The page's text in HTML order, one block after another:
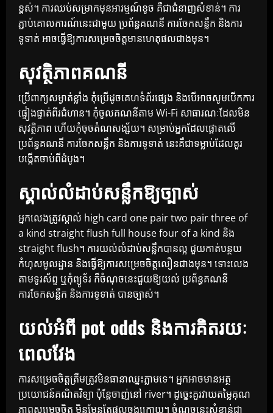
ខ្ពស់។ ការឈប់សម្រាកមុនអារម្មណ៍ខូច គឺជាជំនាញសំខាន់។ ការ
ភ្ជាប់គោលការណ៍នេះជាមួយ ប្រព័ន្ធគណនី ការចែកសន្លឹក និងការ
ទូទាត់ អាចធ្វើឱ្យការសម្រេចចិត្តមានហេតុផលជាងមុន។
សុវត្ថិភាពគណនី
ប្រើពាក្យសម្ងាត់ខ្លាំង កុំប្រើដូចគេហទំព័រផ្សេង និងបើអាចសូមបើកការ
ផ្ទៀងផ្ទាត់ពីរជំហាន។ កុំចូលគណនីតាម Wi-Fi សាធារណៈដែលមិន
សុវត្ថិភាព ហើយកុំចុចតំណសង្ស័យ។ សម្រាប់អ្នកដែលផ្តោតលើ
ប្រព័ន្ធគណនី ការចែកសន្លឹក និងការទូទាត់ នេះគឺជាទម្លាប់ដែលគួរ
បង្កើតចាប់ពីដំបូង។
ស្គាល់លំដាប់សន្លឹកឱ្យច្បាស់
អ្នកលេងត្រូវស្គាល់ high card one pair two pair three of
a kind straight flush full house four of a kind និង
straight flush។ ការយល់លំដាប់សន្លឹកបានល្អ ជួយកាត់បន្ថយ
កំហុសមូលដ្ឋាន និងធ្វើឱ្យការសម្រេចចិត្តលឿនជាងមុន។ ទោះលេង
តាមទូរស័ព្ទ ឬកុំព្យូទ័រ ក៏ចំណុចនេះជួយឱ្យយល់ ប្រព័ន្ធគណនី
ការចែកសន្លឹក និងការទូទាត់ បានច្បាស់។
យល់អំពី pot odds និងការគិតរយៈ
ពេលវែង
ការសម្រេចចិត្តត្រឹមត្រូវមិនធានាឈ្នះភ្លាមទេ។ អ្នកអាចមានអត្ថ
ប្រយោជន៍គណិតវិទ្យា ប៉ុន្តែចាញ់នៅ river។ ដូច្នេះគួរវាយតម្លៃគុណ
ភាពសម្រេចចិត្ត មិនមែនតែផលចុងក្រោយ។ ចំណុចនេះសំខាន់ជា